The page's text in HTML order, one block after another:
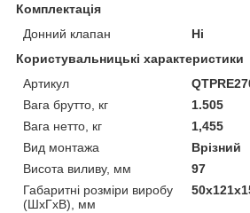
Комплектація
Донний клапан
Ні
Користувальницькі характеристики
Артикул
Вага брутто, кг
1.505
Вага нетто, кг
1,455
Вид монтажа
Врізний
Висота виливу, мм
97
Габаритні розміри виробу
(ШхГхВ), мм